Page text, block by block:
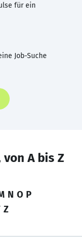
für ein
Job-Suche
von A bis Z
N O P
Z